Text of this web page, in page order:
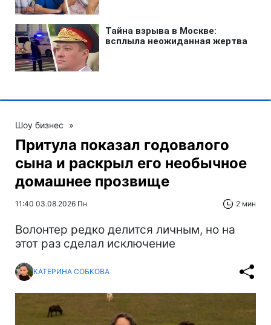
Шоу бизнес »
Притула показал годовалого
сына и раскрыл его необычное
домашнее прозвище
11:40 03.08.2026 Пн 2 мин
Волонтер редко делится личным, но на
этот раз сделал исключение
КАТЕРИНА СОБКОВА